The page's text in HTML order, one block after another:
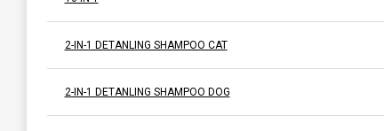
2-IN-1 DETANLING SHAMPOO CAT
2-IN-1 DETANLING SHAMPOO DOG